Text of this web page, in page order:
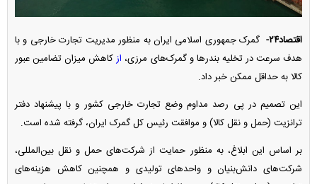
اقتصاد۲۴-
گمرک جمهوری اسلامی ایران به منظور مدیریت تجارت خارجی و با
هدف سرعت در تخلیه بندرها و گمرک‌های مرزی، ازکاهش میزان تضامین عبور
کالا به حداقل ممکن خبر داد.
این تصمیم در پی رصد مداوم وضع تجارت خارجی کشور و با پیشنهاد دفتر
ترانزیت (حمل و نقل کالا) و موافقت رئیس کل گمرک ایران، گرفته شده است.
بر اساس این ابلاغ، به منظور حمایت از شرکت‌های حمل‌ و نقل بین‌المللی،
شرکت‌های دانش‌بنیان و واحد‌های تولیدی و همچنین کاهش هزینه‌های